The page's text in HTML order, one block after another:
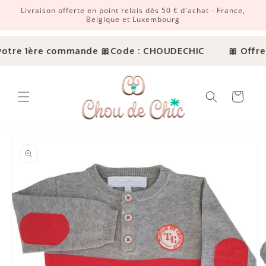
et passer au contenu
Livraison offerte en point relais dès 50 € d'achat - France,
Belgique et Luxembourg
1ère commande 🎀 Code : CHOUDECHIC 🎀 Offre
Panier
informations produits